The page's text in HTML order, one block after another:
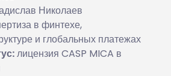
Николаев
в финтехе,
и глобальных платежах
лицензия CASP MICA в